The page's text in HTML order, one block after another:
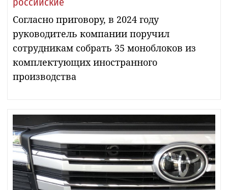
Согласно приговору, в 2024 году
руководитель компании поручил
сотрудникам собрать 35 моноблоков из
комплектующих иностранного
производства